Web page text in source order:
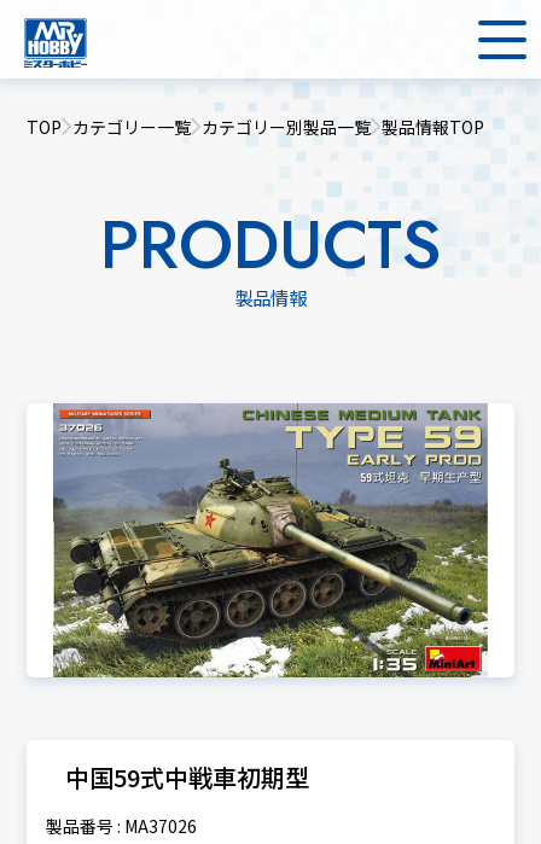
TOP カテゴリー一覧 カテゴリー別製品一覧 製品情報TOP
PRODUCTS
製品情報
中国59式中戦車初期型
製品番号 : MA37026